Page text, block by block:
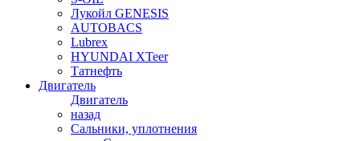
Лукойл GENESIS
AUTOBACS
Lubrex
HYUNDAI XTeer
Татнефть
Двигатель
Двигатель
назад
Сальники, уплотнения